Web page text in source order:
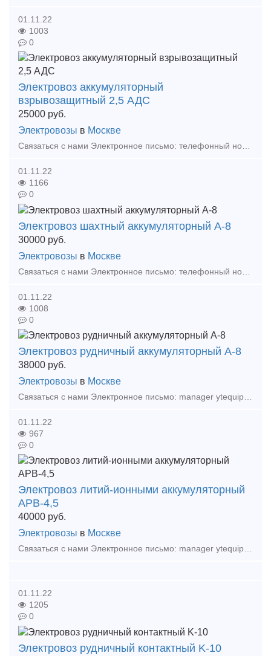
01.11.22
1003
0
Электровоз аккумуляторный
взрывозащитный 2,5 АДС
25000 руб.
Электровозы в Москве
01.11.22
1166
0
Электровоз шахтный аккумуляторный А-8
30000 руб.
Электровозы в Москве
01.11.22
1008
0
Электровоз рудничный аккумуляторный А-8
38000 руб.
Электровозы в Москве
Связаться с нами Электронное письмо: manager ytequipment net export ytequipment net Веб-сайт: ytminig net/ телефонный номер: +86 17369222201 86 - 731 - 58528855
01.11.22
967
0
Электровоз литий-ионными аккумуляторный
АРВ-4,5
40000 руб.
Электровозы в Москве
Связаться с нами Электронное письмо: manager ytequipment net export ytequipment.net Веб-сайт: ytminig net/ телефонный номер: +86 17369222201 86 - 731 - 58528855 Аккумулят
01.11.22
1205
0
Электровоз рудничный контактный K-10